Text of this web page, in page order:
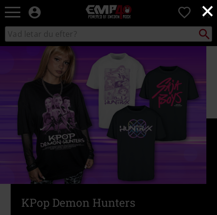
×
EMP
-
Musik,
TV
&
Spelmerch
Alternativt
Mode
0
Sök
i
Sök
KPop Demon Hunters